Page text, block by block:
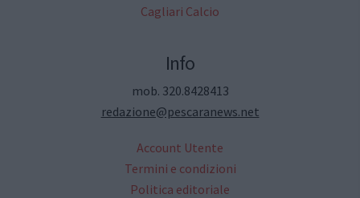
Cagliari Calcio
Info
mob. 320.8428413
redazione@pescaranews.net
Account Utente
Termini e condizioni
Politica editoriale